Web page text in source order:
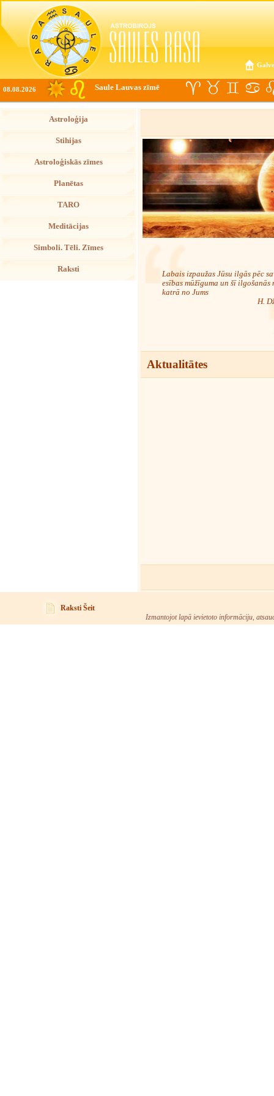
08.08.2026 Saule Lauvas zīmē
Astroloģija
Stihijas
Astroloģiskās zīmes
Planētas
TARO
Meditācijas
Simboli. Tēli. Zīmes
Raksti
Labais izpaužas Jūsu ilgās pēc
esības mūžīguma un šī ilgošanās
katrā no Jums
H.
Aktualitātes
Raksti Šeit
Izmantojot lapā ievietoto informāciju,